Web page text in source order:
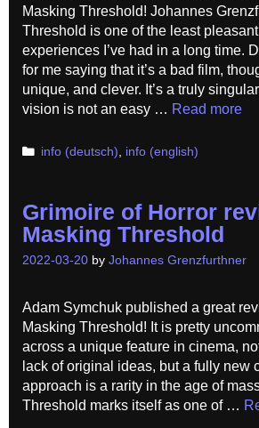
Masking Threshold! Johannes
Threshold is one of the least
experiences I’ve had in a long time.
for me saying that it’s a bad film,
unique, and clever. It’s a truly
vision is not an easy … Read more
Categories
info (deutsch) info (english)
Grimoire of Horror
Masking Threshold
2022-03-20 by Johannes Grenzfurthner
Adam Symchuk published a great
Masking Threshold! It is pretty
across a unique feature in cinema,
lack of original ideas, but a fully new
approach is a rarity in the age of
Threshold marks itself as one of …